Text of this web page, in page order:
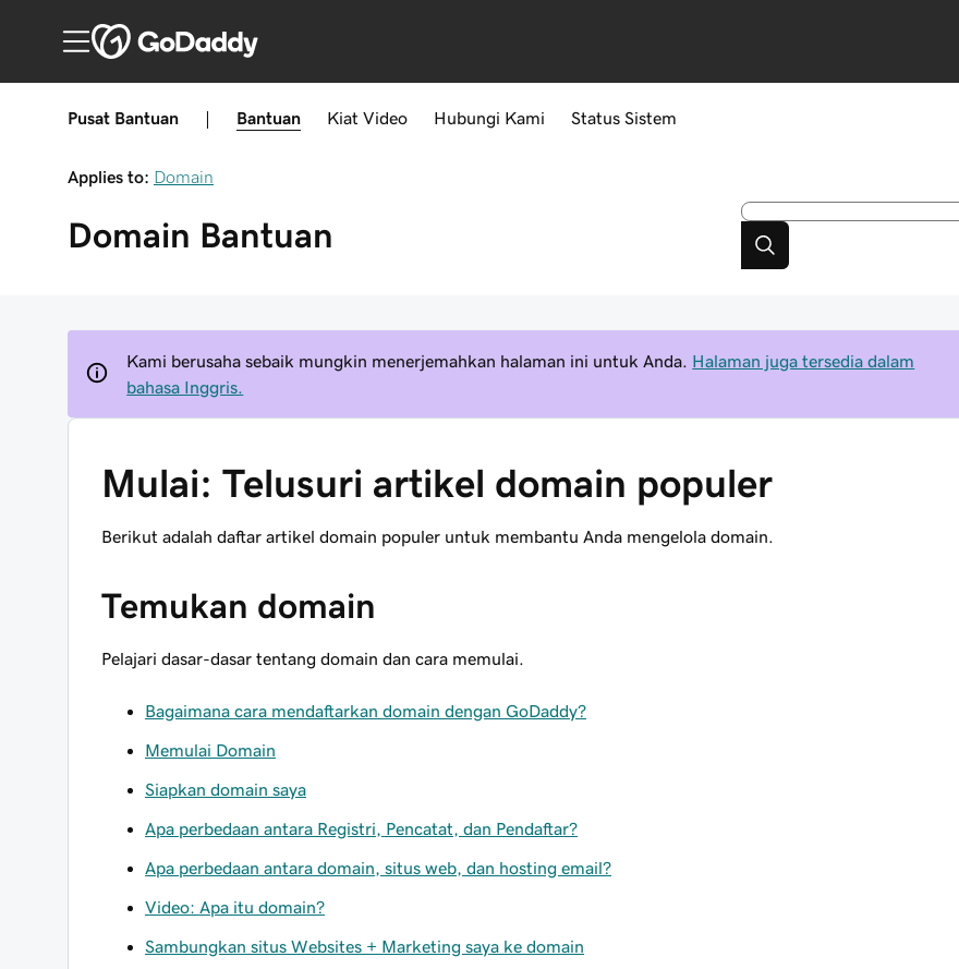
Pusat Bantuan Bantuan Kiat Video Hubungi Kami Status Sistem
Applies to: Domain
Domain Bantuan
Kami berusaha sebaik mungkin menerjemahkan halaman ini untuk Anda.
Halaman juga tersedia dalam
bahasa Inggris.
Mulai: Telusuri artikel domain populer
Berikut adalah daftar artikel domain populer untuk membantu Anda mengelola domain.
Temukan domain
Pelajari dasar-dasar tentang domain dan cara memulai.
Bagaimana cara mendaftarkan domain dengan GoDaddy?
Memulai Domain
Siapkan domain saya
Apa perbedaan antara Registri, Pencatat, dan Pendaftar?
Apa perbedaan antara domain, situs web, dan hosting email?
Video: Apa itu domain?
Sambungkan situs Websites + Marketing saya ke domain